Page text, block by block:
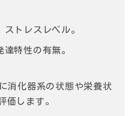
トレスレベル。
特性の有無。
消化器系の状態や栄養状
価します。